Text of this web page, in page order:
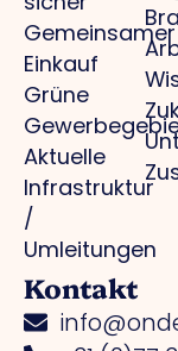
Gemeinsamer
Einkauf
Grüne
Aktuelle
Infrastruktur
/
Umleitungen
Kontakt